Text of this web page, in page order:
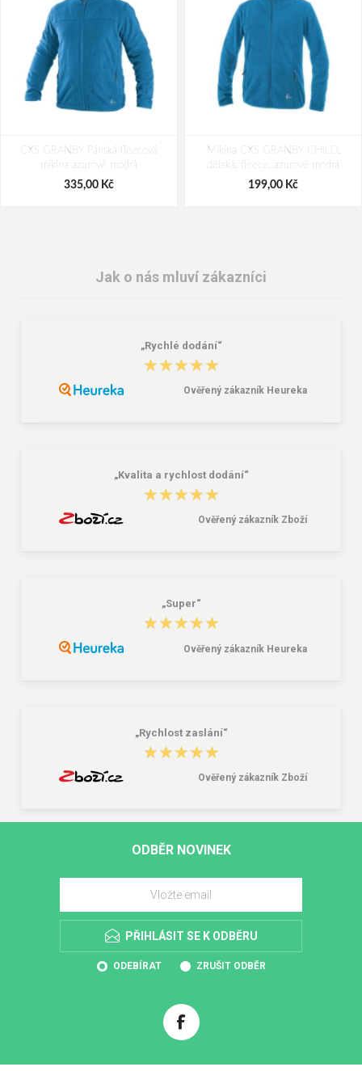
CXS GRANBY Pánská fleecová
mikina azurově modrá
335,00 Kč
Mikina CXS GRANBY CHILD,
dětská, fleece, azurově modrá
199,00 Kč
Jak o nás mluví zákazníci
„Rychlé dodání“
★★★★★
★★★★★
Ověřený zákazník Heureka
„Kvalita a rychlost dodání“
★★★★★
★★★★★
Ověřený zákazník Zboží
„Super“
★★★★★
★★★★★
Ověřený zákazník Heureka
„Rychlost zaslání“
★★★★★
★★★★★
Ověřený zákazník Zboží
ODBĚR NOVINEK
PŘIHLÁSIT SE K ODBĚRU
ODEBÍRAT ZRUŠIT ODBĚR